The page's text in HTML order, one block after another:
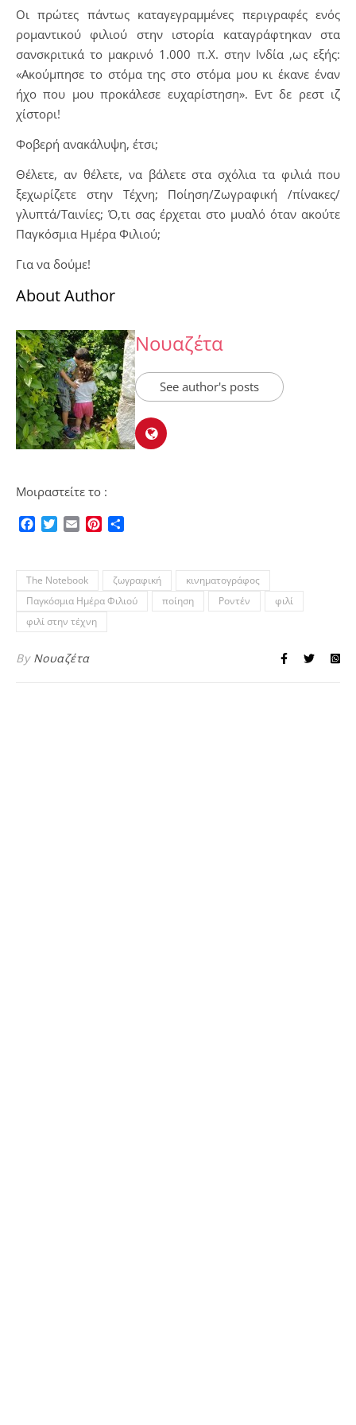
Οι πρώτες πάντως καταγεγραμμένες περιγραφές ενός
ρομαντικού φιλιού στην ιστορία καταγράφτηκαν στα
σανσκριτικά το μακρινό 1.000 π.Χ. στην Ινδία ,ως εξής:
«Ακούμπησε το στόμα της στο στόμα μου κι έκανε έναν
ήχο που μου προκάλεσε ευχαρίστηση». Εντ δε ρεστ ιζ
χίστορι!
Φοβερή ανακάλυψη, έτσι;
Θέλετε, αν θέλετε, να βάλετε στα σχόλια τα φιλιά που
ξεχωρίζετε στην Τέχνη; Ποίηση/Ζωγραφική /πίνακες/
γλυπτά/Ταινίες; Ό,τι σας έρχεται στο μυαλό όταν ακούτε
Παγκόσμια Ημέρα Φιλιού;
Για να δούμε!
About Author
Νουαζέτα
See author's posts
Μοιραστείτε το :
Facebook
TwitterEmailPinterest
The Notebook ζωγραφική
κινηματογράφος
Παγκόσμια Ημέρα Φιλιού
ποίηση Ροντέν
φιλί
φιλί στην τέχνη
By Νουαζέτα